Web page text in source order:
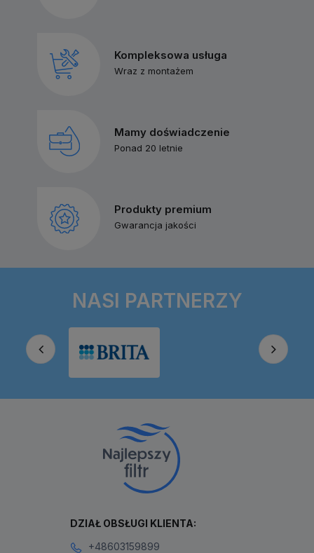
Kompleksowa usługa
Wraz z montażem
Mamy doświadczenie
Ponad 20 letnie
Produkty premium
Gwarancja jakości
NASI PARTNERZY
DZIAŁ OBSŁUGI KLIENTA:
+48603159899